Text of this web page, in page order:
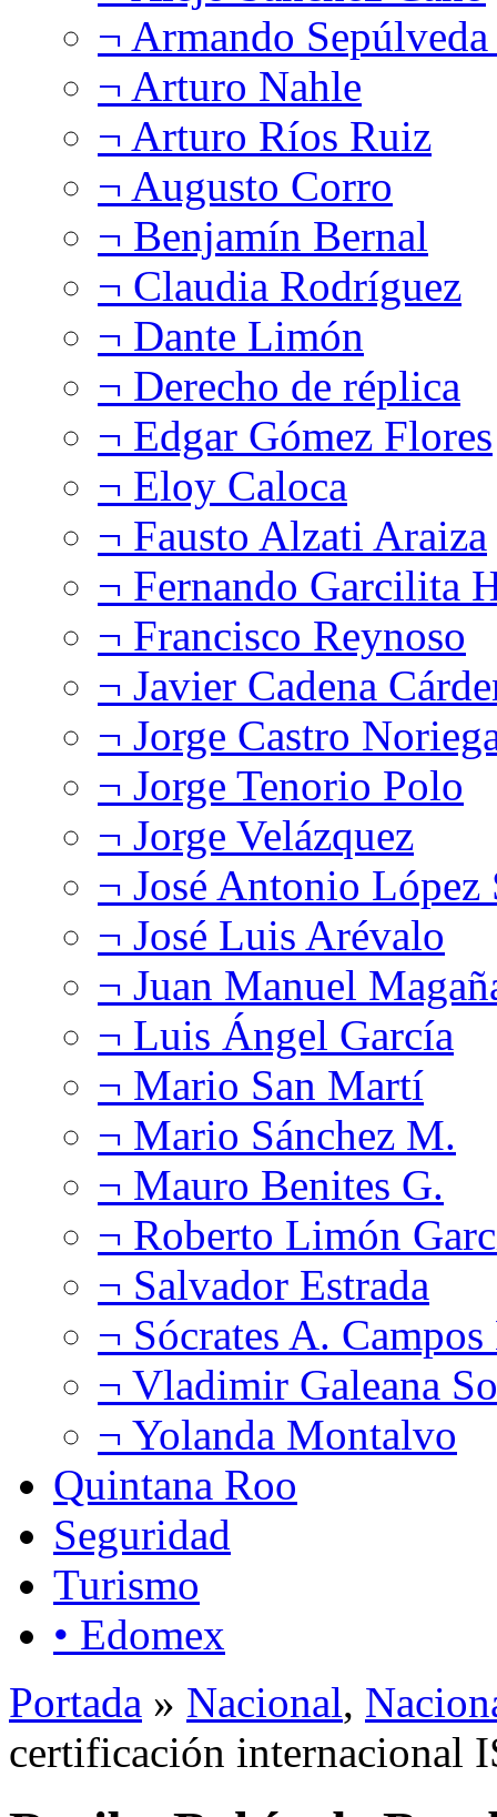
¬ Armando
¬ Arturo Nahle
¬ Arturo Ríos Ruiz
¬ Augusto Corro
¬ Benjamín Bernal
¬ Claudia Rodríguez
¬ Dante Limón
¬ Derecho de réplica
¬ Edgar Gómez Flores
¬ Eloy Caloca
¬ Fausto Alzati Araiza
¬ Fernando Garcilita
¬ Francisco Reynoso
¬ Javier Cadena
¬ Jorge Castro
¬ Jorge Tenorio Polo
¬ Jorge Velázquez
¬ José Antonio López
¬ José Luis Arévalo
¬ Juan Manuel
¬ Luis Ángel García
¬ Mario San Martí
¬ Mario Sánchez M.
¬ Mauro Benites G.
¬ Roberto Limón
¬ Salvador Estrada
¬ Sócrates A.
¬ Vladimir Galeana
¬ Yolanda Montalvo
Quintana Roo
Seguridad
Turismo
• Edomex
Portada » Nacional,
certificación internacional